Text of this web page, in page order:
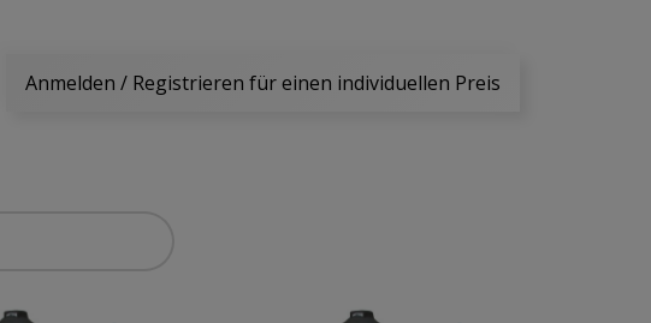
Anmelden / Registrieren für einen individuellen Preis